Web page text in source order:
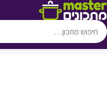
דלג לתוכן
♥ הוספה